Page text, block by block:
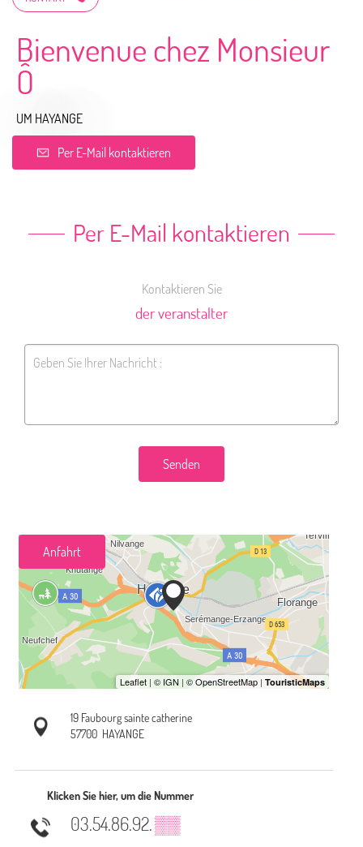
Bienvenue chez Monsieur
Ô
UM HAYANGE
Per E-Mail kontaktieren
Per E-Mail kontaktieren
Kontaktieren Sie
der veranstalter
Senden
Anfahrt
19 Faubourg sainte catherine
57700 HAYANGE
Klicken Sie hier, um die Nummer
03.54.86.92. ▒▒